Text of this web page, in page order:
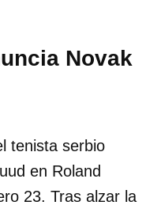
Novak
tenista serbio
en Roland
23. Tras alzar la